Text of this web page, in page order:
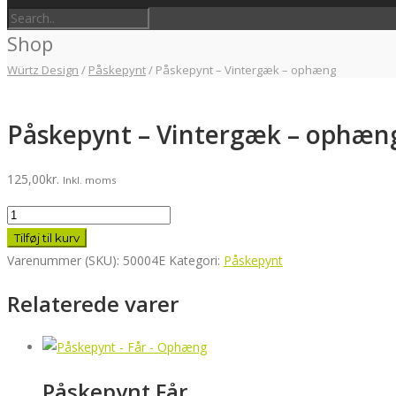
Shop
Würtz Design / Påskepynt/ Påskepynt – Vintergæk – ophæng
Påskepynt – Vintergæk –
125,00kr. Inkl. moms
Påskepynt
Vintergæk
ophæng
Tilføj til kurv
Varenummer (SKU): 50004E Kategori: Påskepynt
Relaterede varer